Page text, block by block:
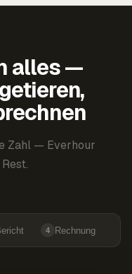
alles —
Zahl — Everhour
4 Rechnung